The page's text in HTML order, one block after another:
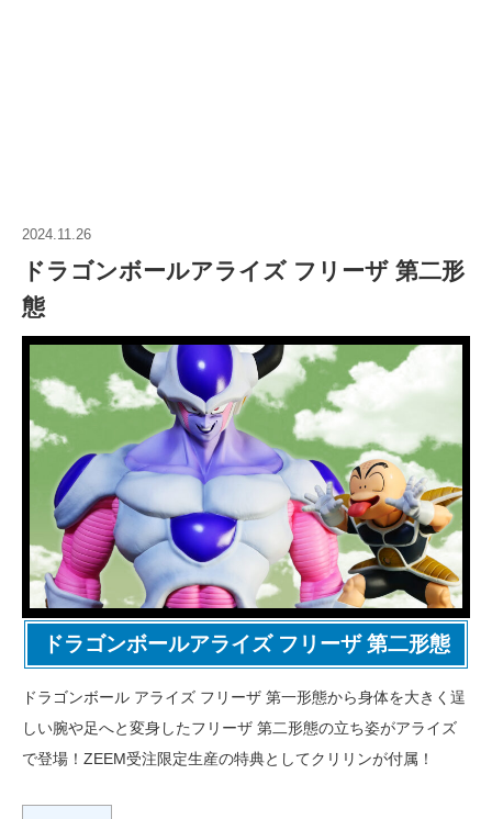
2024.11.26
ドラゴンボールアライズ フリーザ 第二形
態
ドラゴンボールアライズ フリーザ 第二形態
ドラゴンボール アライズ フリーザ 第一形態から身体を大きく逞
しい腕や足へと変身したフリーザ 第二形態の立ち姿がアライズ
で登場！ZEEM受注限定生産の特典としてクリリンが付属！